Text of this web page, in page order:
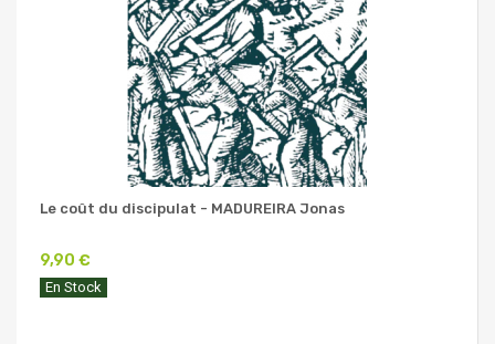
Le coût du discipulat - MADUREIRA Jonas
9,90 €
En Stock